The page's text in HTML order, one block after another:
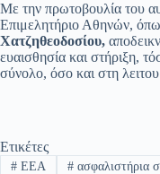
Με την πρωτοβουλία του
Επιμελητήριο Αθηνών,
Χατζηθεοδοσίου,
ευαισθησία και στήριξη,
σύνολο, όσο και στη
Ετικέτες
#EEA #ασφαλιστήρια